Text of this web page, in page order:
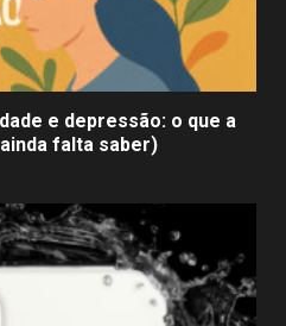
e depressão: o que a
falta saber)